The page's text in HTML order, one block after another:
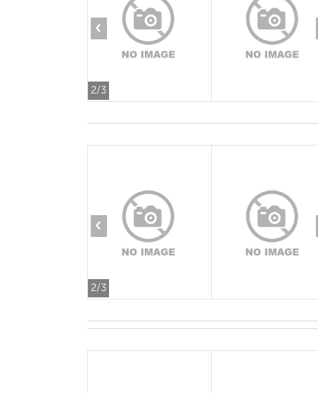
2/3
‹
2/3
‹